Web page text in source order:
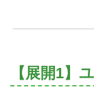
【展開1】